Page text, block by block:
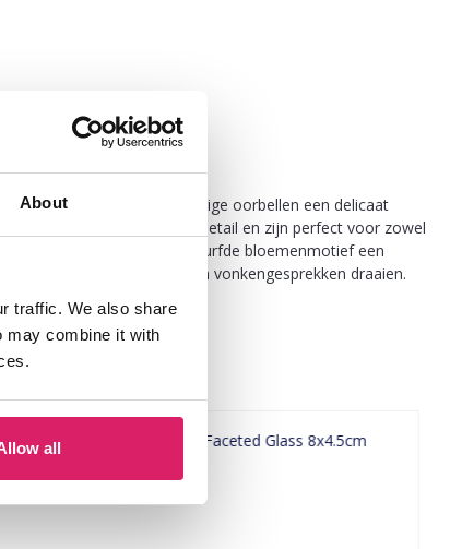
About
traffic. We also share
may combine it with
all
hebben deze prachtige oorbellen een delicaat
met aandacht voor detail en zijn perfect voor zowel
de dag, terwijl het gedurfde bloemenmotief een
zullen zeker koppen en vonkengesprekken draaien.